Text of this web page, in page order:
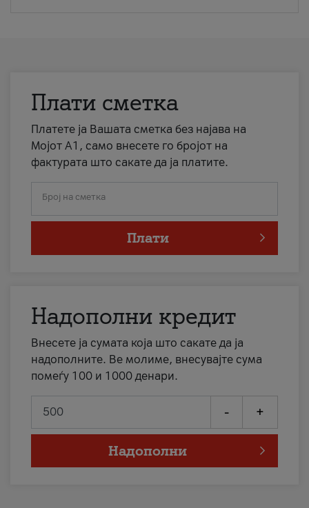
Плати сметка
Платете ја Вашата сметка без најава на
Мојот А1, само внесете го бројот на
фактурата што сакате да ја платите.
Број на сметка
Плати
Надополни кредит
Внесете ја сумата која што сакате да ја
надополните. Ве молиме, внесувајте сума
помеѓу 100 и 1000 денари.
- +
Надополни